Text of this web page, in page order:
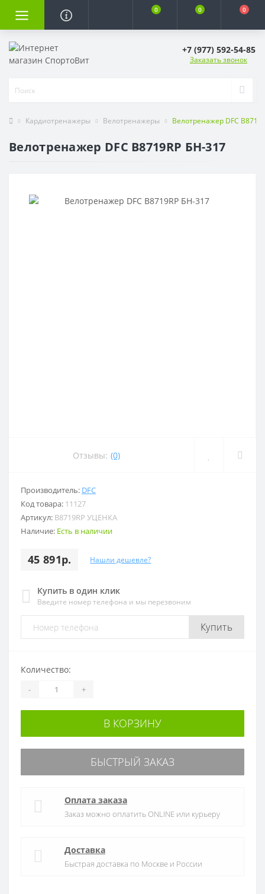
0 0 0
+7 (977) 592-54-85
Заказать звонок
Кардиотренажеры Велотренажеры Велотренажер DFC
Велотренажер DFC B8719RP БН-317
Отзывы: (0)
Производитель: DFC
Код товара: 11127
Артикул: B8719RP УЦЕНКА
Наличие: Есть в наличии
45 891р. Нашли дешевле?
Купить в один клик
Введите номер телефона и мы перезвоним
Купить
Количество:
- +
В КОРЗИНУ
БЫСТРЫЙ ЗАКАЗ
Оплата заказа
Заказ можно оплатить ONLINE или курьеру
Доставка
Быстрая доставка по Москве и России